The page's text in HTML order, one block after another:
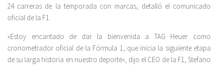
24 carreras de la temporada con marcas, detalló el comunicado
oficial de la F1.
«Estoy encantado de dar la bienvenida a TAG Heuer como
cronometrador oficial de la Fórmula 1, que inicia la siguiente etapa
de su larga historia en nuestro deporte», dijo el CEO de la F1, Stefano